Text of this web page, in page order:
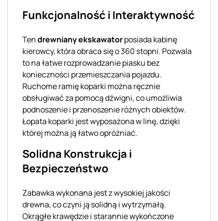
Funkcjonalność i Interaktywność
Tendrewniany ekskawatorposiada kabinę
kierowcy, która obraca się o 360 stopni. Pozwala
to na łatwe rozprowadzanie piasku bez
konieczności przemieszczania pojazdu.
Ruchome ramię koparki można ręcznie
obsługiwać za pomocą dźwigni, co umożliwia
podnoszenie i przenoszenie różnych obiektów.
Łopata koparki jest wyposażona w linę, dzięki
której można ją łatwo opróżniać.
Solidna Konstrukcja i
Bezpieczeństwo
Zabawka wykonana jest z wysokiej jakości
drewna, co czyni ją solidną i wytrzymałą.
Okrągłe krawędzie i starannie wykończone